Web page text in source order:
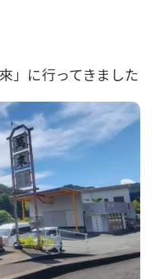
」に行ってきました